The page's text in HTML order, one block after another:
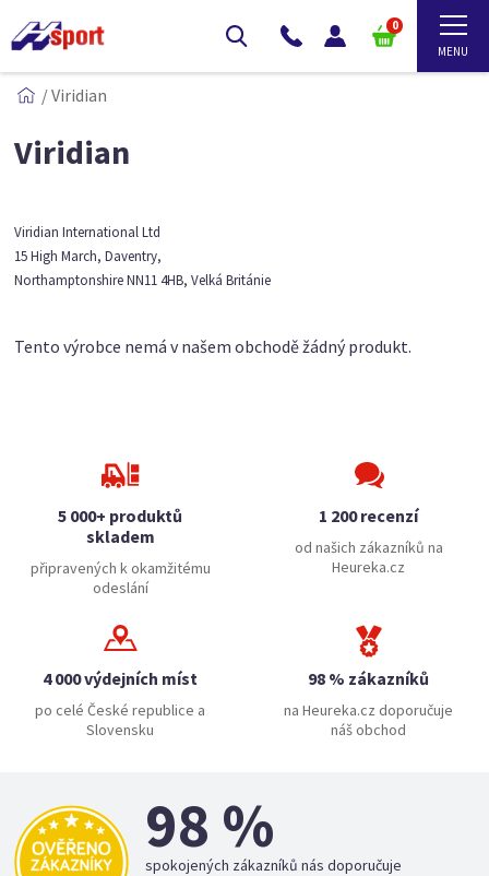
0
/Viridian
Viridian
Viridian International Ltd
15 High March, Daventry,
Northamptonshire NN11 4HB, Velká Británie
Tento výrobce nemá v našem obchodě žádný produkt.
5 000+ produktů
skladem
připravených k okamžitému
odeslání
1 200 recenzí
od našich zákazníků na
Heureka.cz
4 000 výdejních míst
po celé České republice a
Slovensku
98 % zákazníků
na Heureka.cz doporučuje
náš obchod
98 %
spokojených zákazníků nás doporučuje